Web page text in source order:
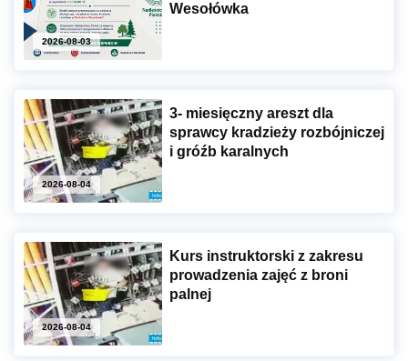
2026-08-03
Wesołówka
2026-08-04
3- miesięczny areszt dla
sprawcy kradzieży rozbójniczej
i gróźb karalnych
2026-08-04
Kurs instruktorski z zakresu
prowadzenia zajęć z broni
palnej